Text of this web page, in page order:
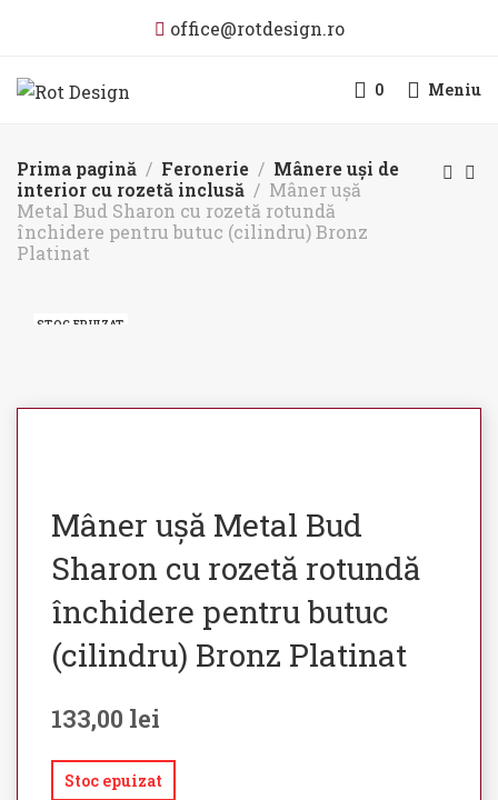
office@rotdesign.ro
0 Meniu
Prima pagină Feronerie
Mânere uși de
interior cu rozetă inclusă
Mâner ușă
Metal Bud Sharon cu rozetă rotundă
închidere pentru butuc (cilindru) Bronz
Platinat
STOC EPUIZAT
Mâner ușă Metal Bud
Sharon cu rozetă rotundă
închidere pentru butuc
(cilindru) Bronz Platinat
133,00 lei
Stoc epuizat